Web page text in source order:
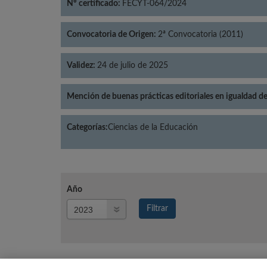
Nº certificado: FECYT-064/2024
Convocatoria de Origen: 2ª Convocatoria (2011)
Validez: 24 de julio de 2025
Mención de buenas prácticas editoriales en igualdad
Categorías:Ciencias de la Educación
Año
Filtrar